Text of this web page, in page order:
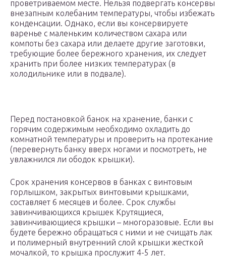
проветриваемом месте. Нельзя подвергать консервы
внезапным колебаним температуры, чтобы избежать
конденсации. Однако, если вы консервируете
варенье с маленьким количеством сахара или
компоты без сахара или делаете другие заготовки,
требующие более бережного хранения, их следует
хранить при более низких температурах (в
холодильнике или в подвале).
Перед постановкой банок на хранение, банки с
горячим содержимым необходимо охладить до
комнатной температуры и проверить на протекание
(перевернуть банку вверх ногами и посмотреть, не
увлажнился ли ободок крышки).
Срок хранения консервов в банках с винтовым
горлышком, закрытых винтовыми крышками,
составляет 6 месяцев и более. Срок службы
завинчивающихся крышек Крутящиеся,
завинчивающиеся крышки – многоразовые. Если вы
будете бережно обращаться с ними и не счищать лак
и полимерный внутренний слой крышки жесткой
мочалкой, то крышка прослужит 4-5 лет.